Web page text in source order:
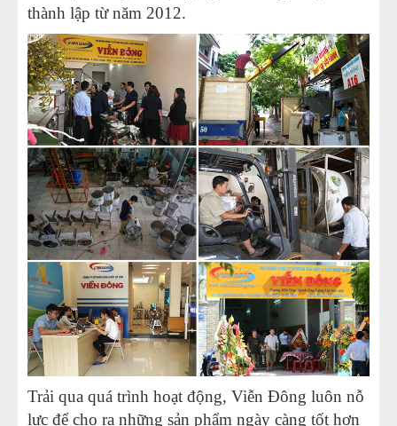
thành lập từ năm 2012.
Trải qua quá trình hoạt động, Viễn Đông luôn nỗ
lực để cho ra những sản phẩm ngày càng tốt hơn